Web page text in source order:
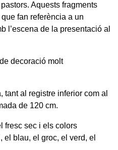
Aquests fragments
fan referència a un
l’escena de la presentació al
decoració molt
tant al registre inferior com al
de 120 cm.
fresc sec i els colors
el blau, el groc, el verd, el